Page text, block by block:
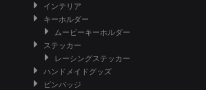
インテリア
キーホルダー
ムービーキーホルダー
ステッカー
レーシングステッカー
ハンドメイドグッズ
ピンバッジ